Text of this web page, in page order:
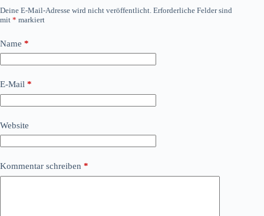
Deine E-Mail-Adresse wird nicht veröffentlicht. Erforderliche Felder sind
mit * markiert
Name *
E-Mail *
Website
Kommentar schreiben *